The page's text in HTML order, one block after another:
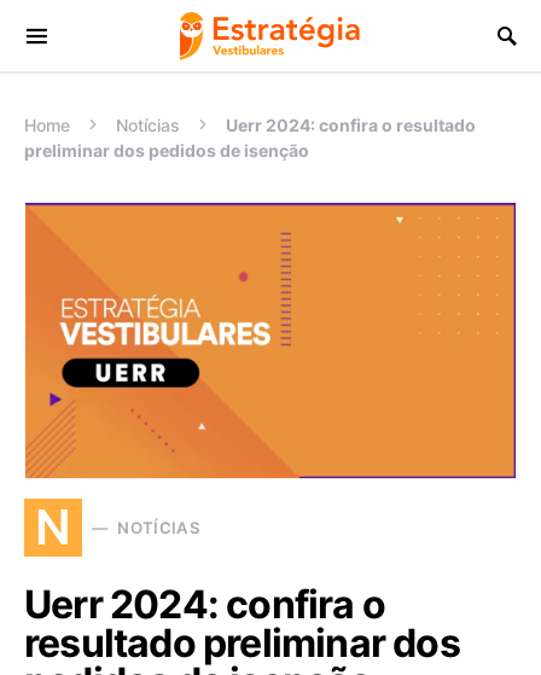
Procurar:
Home Notícias
Uerr 2024: confira o resultado
preliminar dos pedidos de isenção
N NOTÍCIAS
Uerr 2024: confira o
resultado preliminar dos